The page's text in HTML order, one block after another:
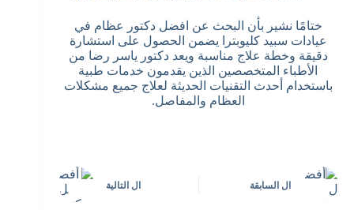
ختامًا نشير بأن البحث عن افضل دكتور عظام في
عيادات سبيد كليوبترا يضمن الحصول على استشارة
دقيقة وخطة علاج مناسبة ويعد دكتور ياسر رضا من
الأطباء المتخصصين الذين يقدمون خدمات طبية
باستخدام أحدث التقنيات الحديثة لعلاج جميع مشكلات
العظام والمفاصل.
ال السابقة ال التالية